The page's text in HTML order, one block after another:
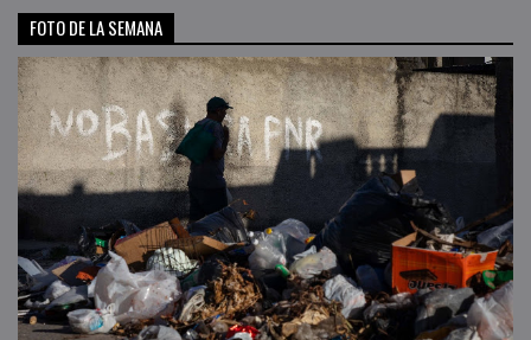
FOTO DE LA SEMANA